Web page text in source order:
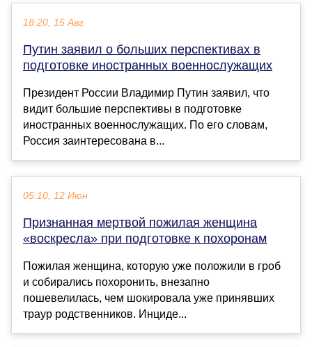
18:20, 15 Авг
Путин заявил о больших перспективах в
подготовке иностранных военнослужащих
Президент России Владимир Путин заявил, что
видит большие перспективы в подготовке
иностранных военнослужащих. По его словам,
Россия заинтересована в...
05:10, 12 Июн
Признанная мертвой пожилая женщина
«воскресла» при подготовке к похоронам
Пожилая женщина, которую уже положили в гроб
и собирались похоронить, внезапно
пошевелилась, чем шокировала уже принявших
траур родственников. Инциде...